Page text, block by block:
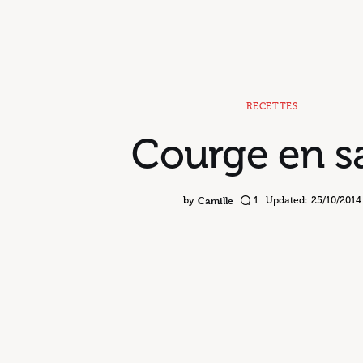
RECETTES
Courge en
by Camille 1 Updated: 25/10/2014